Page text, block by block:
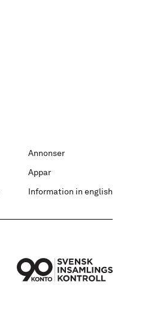
Annonser
Appar
Information in english